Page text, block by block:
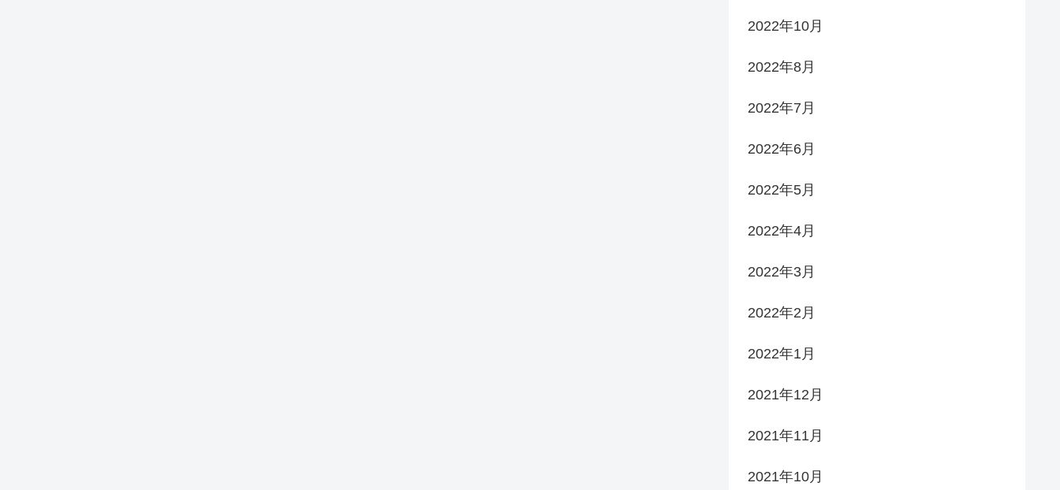
2022年10月
2022年8月
2022年7月
2022年6月
2022年5月
2022年4月
2022年3月
2022年2月
2022年1月
2021年12月
2021年11月
2021年10月